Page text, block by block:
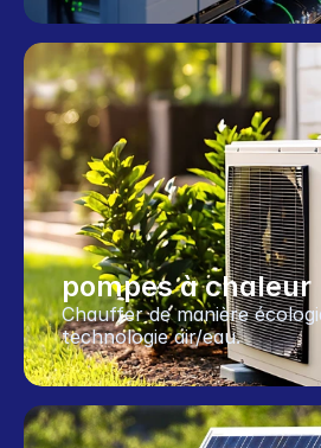
pompes à chaleur
Chauffer de manière
technologie air/eau.